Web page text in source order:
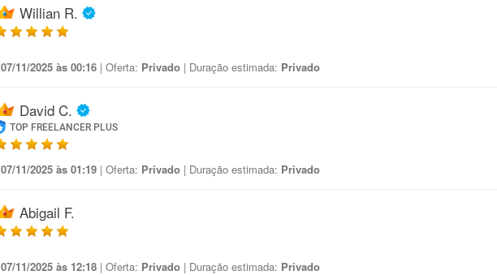
Willian R.
07/11/2025 às 00:16 | Oferta: Privado | Duração estimada: Privado
David C.
TOP FREELANCER PLUS
07/11/2025 às 01:19 | Oferta: Privado | Duração estimada: Privado
Abigail F.
07/11/2025 às 12:18 | Oferta: Privado | Duração estimada: Privado